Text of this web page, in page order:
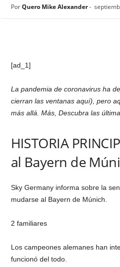
Por Quero Mike Alexander-
[ad_1]
La pandemia de coronavirus ha
cierran las ventanas aquí), pero
más allá. Más, Descubra las
HISTORIA
al Bayern de
Sky Germany informa sobre la
mudarse al Bayern de Múnich.
2 familiares
Los campeones alemanes han
funcionó del todo.